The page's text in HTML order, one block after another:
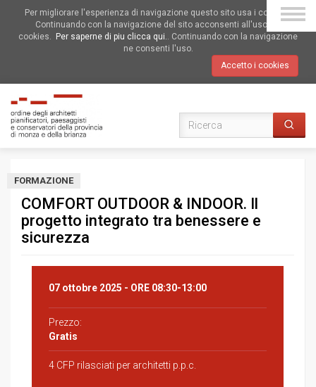
Per migliorare l'esperienza di navigazione questo sito usa i cookies.
Continuando con la navigazione del sito acconsenti all'uso dei
cookies.
Per saperne di piu clicca qui.. Continuando con la navigazione
ne consenti l'uso.
Accetto i cookies
FORMAZIONE
COMFORT OUTDOOR & INDOOR. Il
progetto integrato tra benessere e
sicurezza
07 ottobre 2025 - ORE 08:30-13:00
Prezzo:
Gratis
4 CFP rilasciati per architetti p.p.c.